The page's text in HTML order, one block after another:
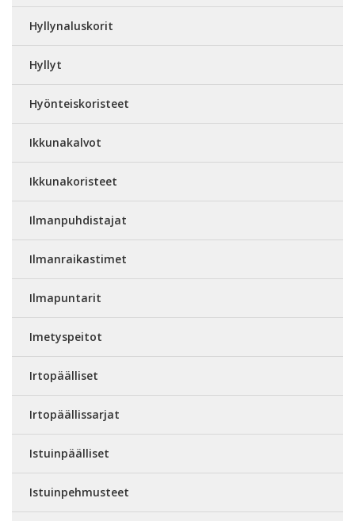
Hyllynaluskorit
Hyllyt
Hyönteiskoristeet
Ikkunakalvot
Ikkunakoristeet
Ilmanpuhdistajat
Ilmanraikastimet
Ilmapuntarit
Imetyspeitot
Irtopäälliset
Irtopäällissarjat
Istuinpäälliset
Istuinpehmusteet